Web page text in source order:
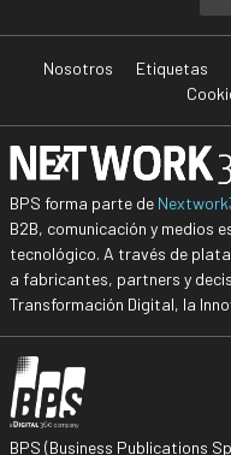
Nosotros Etiquetas
BPS forma parte de
B2B, comunicación y medios
tecnológico. A través de
a fabricantes, partners y
Transformación Digital, la
BPS (Business Publications